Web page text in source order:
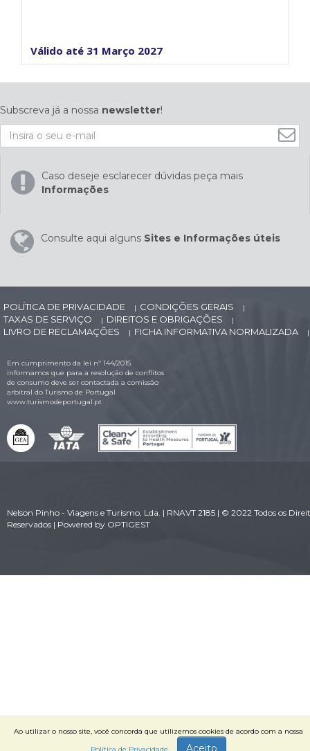
Válido até 31 Março 2027
Subscreva já a nossa newsletter!
Caso deseje esclarecer dúvidas peça mais
Informações
Consulte aqui alguns Sites e Informações úteis
POLÍTICA DE PRIVACIDADE | CONDIÇÕES GERAIS |
TAXAS DE SERVIÇO | DIREITOS E OBRIGAÇÕES |
LIVRO DE RECLAMAÇÕES | FICHA INFORMATIVA NORMALIZADA |
Em cumprimento da lei nº 144/2015
informamos que para a resolução de conflitos
de consumo deve ser contactada a comissão
arbitral do Turismo de Portugal
www.turismodeportugal.pt
Nelson Pinho - Viagens e Turismo, Lda. | RNAVT 2185 | © 2022 Todos os
Reservados | Powered by OPTIGEST
Ao utilizar o nosso site, você concorda que utilizemos cookies de acordo com a nossa
Aceito